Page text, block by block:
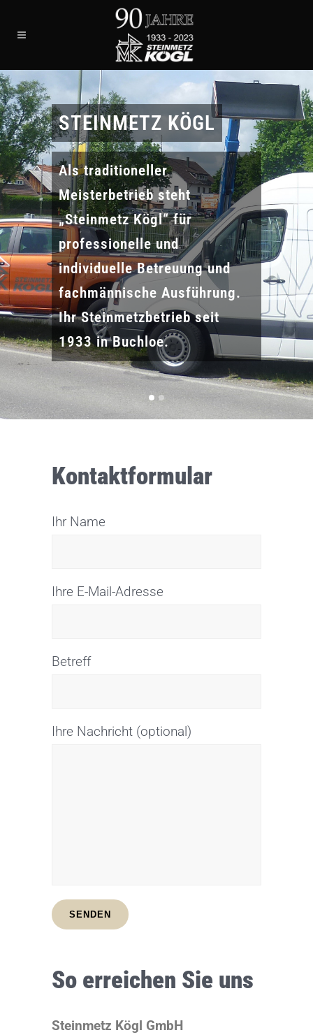
STEINMETZ KÖGL
Als traditioneller
Meisterbetrieb steht
„Steinmetz Kögl“ für
professionelle und
individuelle Betreuung und
fachmännische Ausführung.
Ihr Steinmetzbetrieb seit
1933 in Buchloe.
Kontaktformular
Ihr Name
Ihre E-Mail-Adresse
Betreff
Ihre Nachricht (optional)
So erreichen Sie uns
Steinmetz Kögl GmbH